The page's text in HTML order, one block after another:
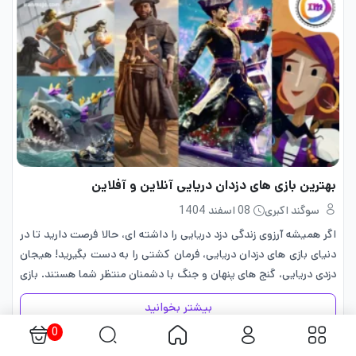
بهترین بازی های دزدان دریایی آنلاین و آفلاین
سوگند اکبری
08 اسفند 1404
اگر همیشه آرزوی زندگی دزد دریایی را داشته ای، حالا فرصت دارید تا در
دنیای بازی های دزدان دریایی، فرمان کشتی‌ را به دست بگیرید! هیجان
دزدی دریایی، گنج های پنهان و جنگ با دشمنان منتظر شما هستند. بازی
های…
بیشتر بخوانید
0